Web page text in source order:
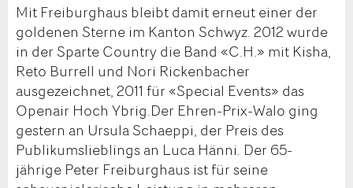
Mit Freiburghaus bleibt damit erneut einer der
goldenen Sterne im Kanton Schwyz. 2012 wurde
in der Sparte Country die Band «C.H.» mit Kisha,
Reto Burrell und Nori Rickenbacher
ausgezeichnet, 2011 für «Special Events» das
Openair Hoch Ybrig.Der Ehren-Prix-Walo ging
gestern an Ursula Schaeppi, der Preis des
Publikumslieblings an Luca Hänni. Der 65-
jährige Peter Freiburghaus ist für seine